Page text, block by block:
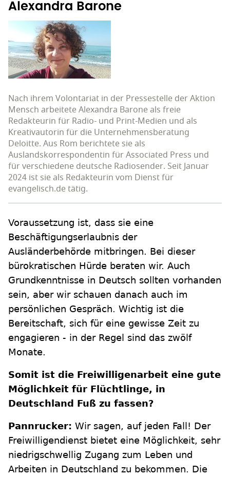
Alexandra Barone
Nach ihrem Volontariat in der Pressestelle der Aktion
Mensch arbeitete Alexandra Barone als freie
Redakteurin für Radio- und Print-Medien und als
Kreativautorin für die Unternehmensberatung
Deloitte. Aus Rom berichtete sie als
Auslandskorrespondentin für Associated Press und
für verschiedene deutsche Radiosender. Seit Januar
2024 ist sie als Redakteurin vom Dienst für
evangelisch.de tätig.
Voraussetzung ist, dass sie eine
Beschäftigungserlaubnis der
Ausländerbehörde mitbringen. Bei dieser
bürokratischen Hürde beraten wir. Auch
Grundkenntnisse in Deutsch sollten vorhanden
sein, aber wir schauen danach auch im
persönlichen Gespräch. Wichtig ist die
Bereitschaft, sich für eine gewisse Zeit zu
engagieren - in der Regel sind das zwölf
Monate.
Somit ist die Freiwilligenarbeit eine gute
Möglichkeit für Flüchtlinge, in
Deutschland Fuß zu fassen?
Pannrucker: Wir sagen, auf jeden Fall! Der
Freiwilligendienst bietet eine Möglichkeit, sehr
niedrigschwellig Zugang zum Leben und
Arbeiten in Deutschland zu bekommen. Die